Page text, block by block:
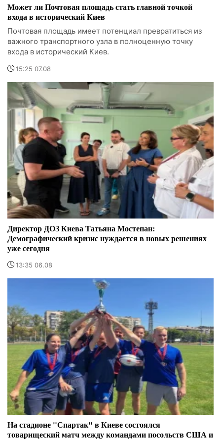
Может ли Почтовая площадь стать главной точкой
входа в исторический Киев
Почтовая площадь имеет потенциал превратиться из
важного транспортного узла в полноценную точку
входа в исторический Киев.
15:25 07.08
Директор ДОЗ Киева Татьяна Мостепан:
Демографический кризис нуждается в новых решениях
уже сегодня
13:35 06.08
На стадионе "Спартак" в Киеве состоялся
товарищеский матч между командами посольств США и